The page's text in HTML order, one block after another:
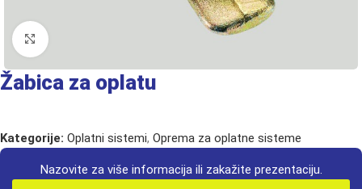
Click to enlarge
Žabica za oplatu
Kategorije: Oplatni sistemi, Oprema za oplatne sisteme
Nazovite za više informacija ili zakažite prezentaciju.